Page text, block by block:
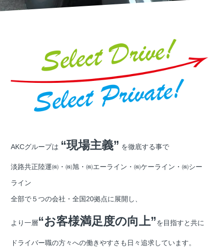
AKCグループは “現場主義” を徹底する事で
淡路共正陸運㈱・㈱旭・㈱エーライン・㈱ケーライン・㈱シー
ライン
全部で５つの会社・全国20拠点に展開し、
より一層“お客様満足度の向上”を目指すと共に
ドライバー職の方々への働きやすさも日々追求しています。